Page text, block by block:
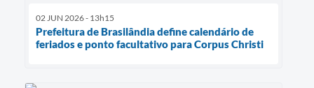
02 JUN 2026 - 13h15
Prefeitura de Brasilândia define calendário de
feriados e ponto facultativo para Corpus Christi